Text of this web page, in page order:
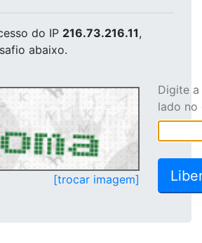
do IP 216.73.216.11,
abaixo.
[trocar imagem]
Digite
lado no